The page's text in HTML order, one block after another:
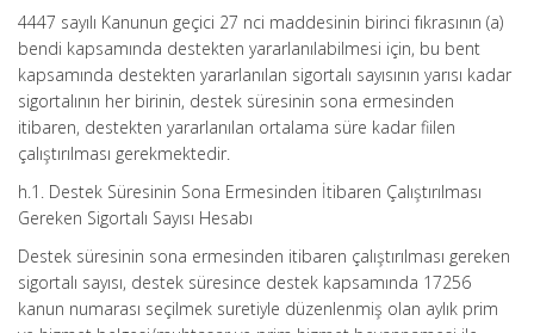
4447 sayılı Kanunun geçici 27 nci maddesinin birinci fıkrasının (a)
bendi kapsamında destekten yararlanılabilmesi için, bu bent
kapsamında destekten yararlanılan sigortalı sayısının yarısı kadar
sigortalının her birinin, destek süresinin sona ermesinden
itibaren, destekten yararlanılan ortalama süre kadar fiilen
çalıştırılması gerekmektedir.
h.1. Destek Süresinin Sona Ermesinden İtibaren Çalıştırılması
Gereken Sigortalı Sayısı Hesabı
Destek süresinin sona ermesinden itibaren çalıştırılması gereken
sigortalı sayısı, destek süresince destek kapsamında 17256
kanun numarası seçilmek suretiyle düzenlenmiş olan aylık prim